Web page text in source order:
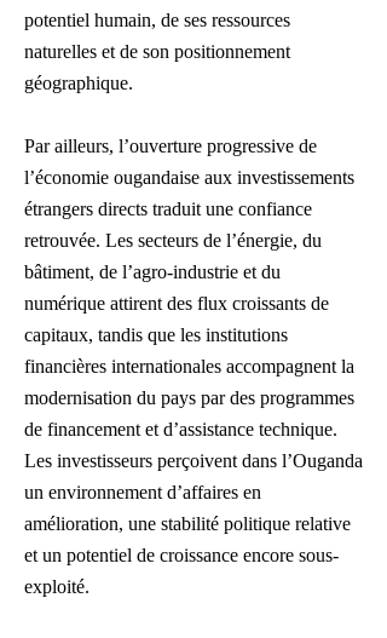
potentiel humain, de ses ressources
naturelles et de son positionnement
géographique.
Par ailleurs, l’ouverture progressive de
l’économie ougandaise aux investissements
étrangers directs traduit une confiance
retrouvée. Les secteurs de l’énergie, du
bâtiment, de l’agro-industrie et du
numérique attirent des flux croissants de
capitaux, tandis que les institutions
financières internationales accompagnent la
modernisation du pays par des programmes
de financement et d’assistance technique.
Les investisseurs perçoivent dans l’Ouganda
un environnement d’affaires en
amélioration, une stabilité politique relative
et un potentiel de croissance encore sous-
exploité.